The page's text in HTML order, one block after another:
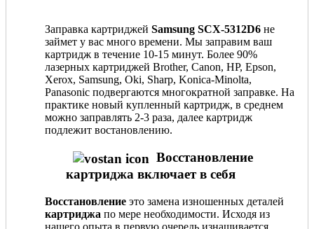
Заправка картриджей Samsung SCX-5312D6 не
займет у вас много времени. Мы заправим ваш
картридж в течение 10-15 минут. Более 90%
лазерных картриджей Brother, Canon, HP, Epson,
Xerox, Samsung, Oki, Sharp, Konica-Minolta,
Panasonic подвергаются многократной заправке. На
практике новый купленный картридж, в среднем
можно заправлять 2-3 раза, далее картридж
подлежит востановлению.
Восстановление
картриджа включает в себя
Восстановление это замена изношенных деталей
картриджа по мере необходимости. Исходя из
нашего опыта в первую очередь изнашивается